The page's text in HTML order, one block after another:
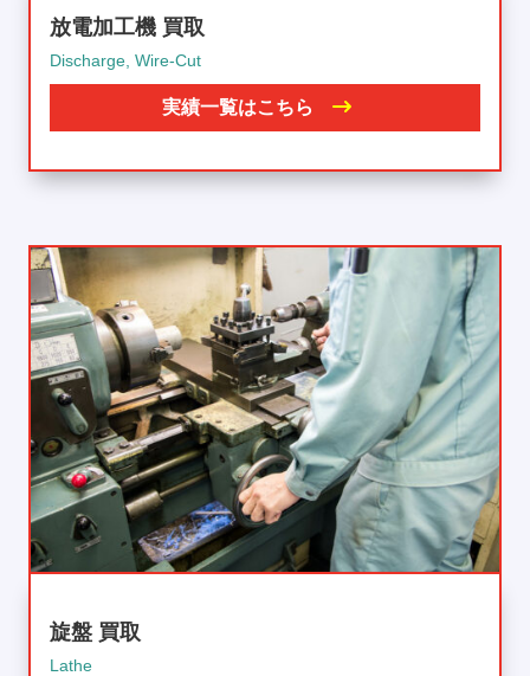
放電加工機 買取
Discharge, Wire-Cut
実績一覧はこちら
旋盤 買取
Lathe